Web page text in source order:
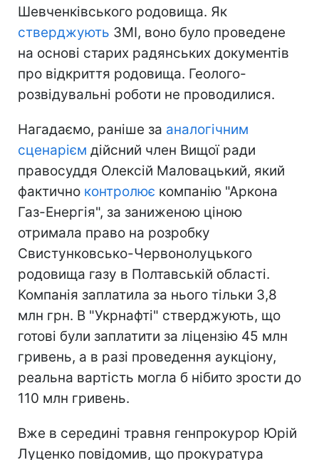
Шевченківського родовища. Як
стверджують ЗМІ, воно було проведене
на основі старих радянських документів
про відкриття родовища. Геолого-
розвідувальні роботи не проводилися.
Нагадаємо, раніше за аналогічним
сценарієм дійсний член Вищої ради
правосуддя Олексій Маловацький, який
фактично контролює компанію "Аркона
Газ-Енергія", за заниженою ціною
отримала право на розробку
Свистунковсько-Червонолуцького
родовища газу в Полтавській області.
Компанія заплатила за нього тільки 3,8
млн грн. В "Укрнафті" стверджують, що
готові були заплатити за ліцензію 45 млн
гривень, а в разі проведення аукціону,
реальна вартість могла б нібито зрости до
110 млн гривень.
Вже в середині травня генпрокурор Юрій
Луценко повідомив, що прокуратура